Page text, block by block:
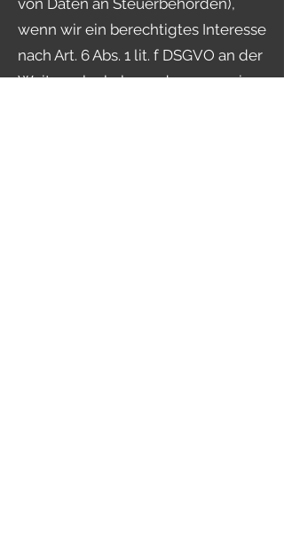
von Daten an Steuerbehörden),
wenn wir ein berechtigtes Interesse
nach Art. 6 Abs. 1 lit. f DSGVO an der
Weitergabe haben oder wenn eine